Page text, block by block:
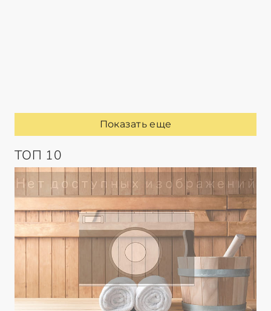
Показать еще
ТОП 10